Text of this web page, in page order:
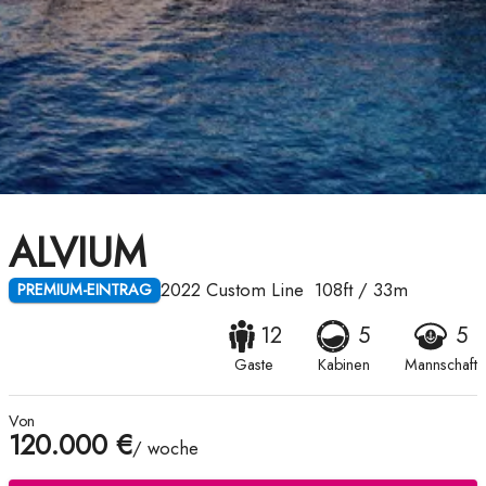
ALVIUM
PREMIUM-EINTRAG 2022 Custom Line 108ft/ 33m
12
Gaste
5
Kabinen
5
Mannschaft
Von
120.000 €/ woche